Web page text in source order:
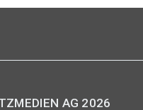
AG 2026